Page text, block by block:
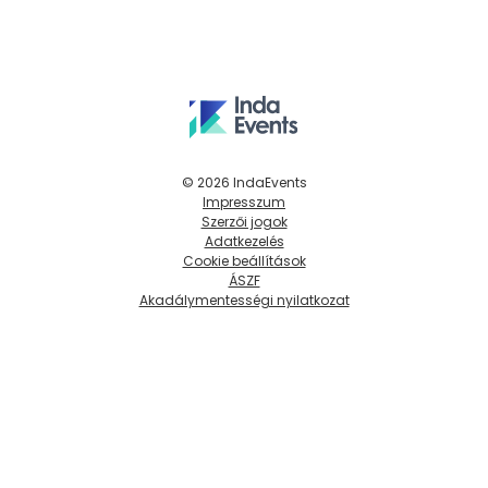
© 2026 IndaEvents
Impresszum
Szerzői jogok
Adatkezelés
Cookie beállítások
ÁSZF
Akadálymentességi nyilatkozat